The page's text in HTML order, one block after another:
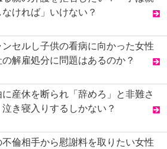
ければ」いけない？
セルし子供の看病に向かった女性
解雇処分に問題はあるのか？
産休を断られ「辞めろ」と非難さ
き寝入りするしかない？
倫相手から慰謝料を取りたい女性